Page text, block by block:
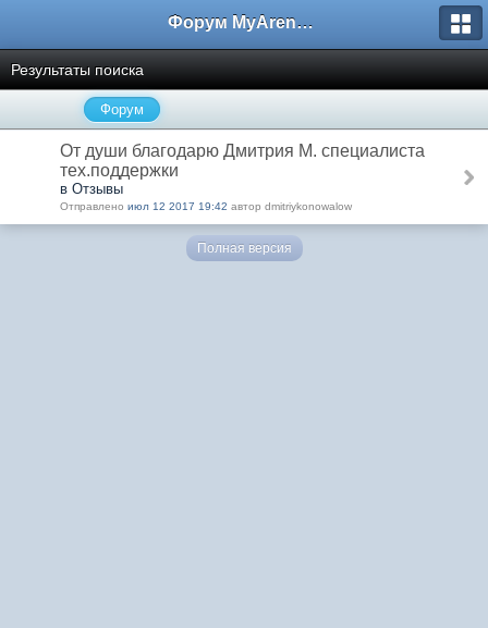
Форум MyArena.ru
Результаты поиска
Форум
От души благодарю Дмитрия М. специалиста
тех.поддержки
в Отзывы
Отправлено июл 12 2017 19:42 автор dmitriykonowalow
Полная версия